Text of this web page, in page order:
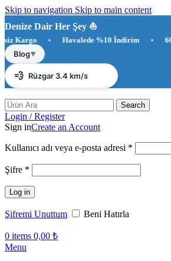
Skip to navigation Skip to main content
Denize Dair Her Şey ⛵️
• Havalede %10 İndirim • 6000
Blog▼
☀️ Antalya 29°C
💨 Rüzgar 3.4 km/s
💧 Nem %87
Search
Login / Register
Sign inCreate an Account
Kullanıcı adı veya e-posta adresi *
Şifre *
Log in
Şifremi Unuttum Beni Hatırla
0 items 0,00 ₺
Menu